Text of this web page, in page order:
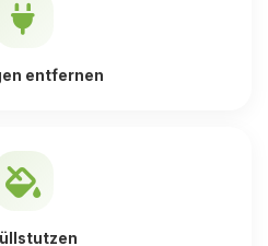
entfernen